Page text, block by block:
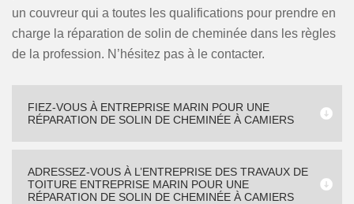
un couvreur qui a toutes les qualifications pour prendre en
charge la réparation de solin de cheminée dans les règles
de la profession. N’hésitez pas à le contacter.
FIEZ-VOUS À ENTREPRISE MARIN POUR UNE
RÉPARATION DE SOLIN DE CHEMINÉE À CAMIERS
ADRESSEZ-VOUS À L’ENTREPRISE DES TRAVAUX DE
TOITURE ENTREPRISE MARIN POUR UNE
RÉPARATION DE SOLIN DE CHEMINÉE À CAMIERS